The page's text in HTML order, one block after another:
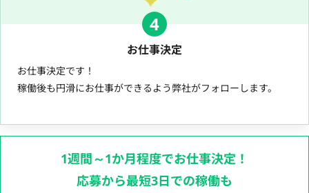
4
お仕事決定
お仕事決定です！
稼働後も円滑にお仕事ができるよう弊社がフォローします。
1週間～1か月程度でお仕事決定！
応募から最短3日での稼働も